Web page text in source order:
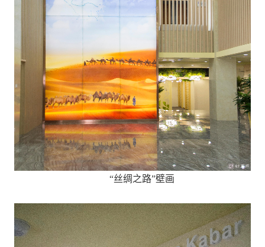
“丝绸之路”壁画